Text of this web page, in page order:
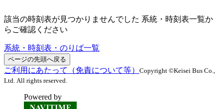
該当の時刻表が見つかりませんでした 系統・時刻表一覧か
らご確認ください
系統・時刻表・のりば一覧
ページの先頭へ戻る
ご利用にあたって（免責について等） Copyright ©Keisei Bus Co.,
Ltd. All rights reserved.
Powered by